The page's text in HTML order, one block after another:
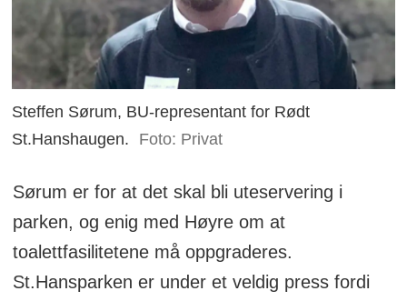
Steffen Sørum, BU-representant for Rødt
St.Hanshaugen.
Foto: Privat
Sørum er for at det skal bli uteservering i
parken, og enig med Høyre om at
toalettfasilitetene må oppgraderes.
St.Hansparken er under et veldig press fordi